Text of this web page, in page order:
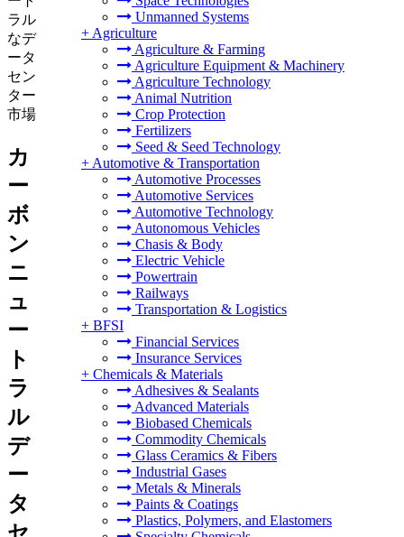
Unmanned Systems
+ Agriculture
Agriculture & Farming
Agriculture Equipment & Machinery
Agriculture Technology
Animal Nutrition
Crop Protection
Fertilizers
Seed & Seed Technology
+ Automotive & Transportation
Automotive Processes
Automotive Services
Automotive Technology
Autonomous Vehicles
Chasis & Body
Electric Vehicle
Powertrain
Railways
Transportation & Logistics
+ BFSI
Financial Services
Insurance Services
+ Chemicals & Materials
Adhesives & Sealants
Advanced Materials
Biobased Chemicals
Commodity Chemicals
Glass Ceramics & Fibers
Industrial Gases
Metals & Minerals
Paints & Coatings
Plastics, Polymers, and Elastomers
ラル
なデ
ータ
セン
ター
市場
カ
ー
ボ
ン
ニ
ュ
ー
ト
ラ
ル
デ
ー
タ